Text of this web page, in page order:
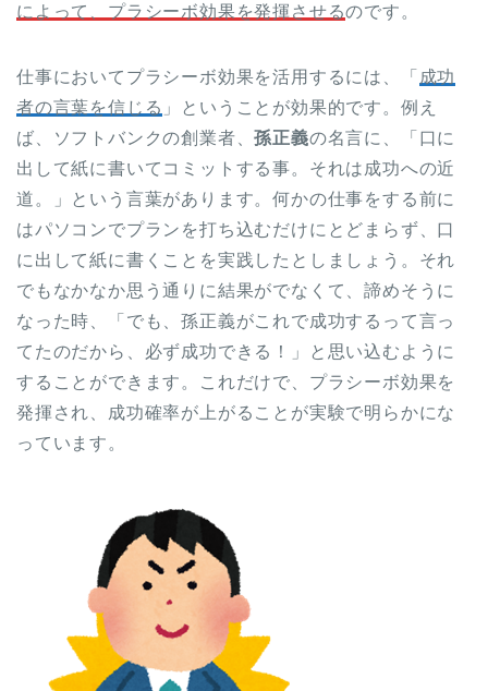
によって、プラシーボ効果を発揮させるのです。
仕事においてプラシーボ効果を活用するには、「 成功
者の言葉を信じる 」ということが効果的です。例え
ば、ソフトバンクの創業者、孫正義の名言に、「口に
出して紙に書いてコミットする事。それは成功への近
道。」という言葉があります。何かの仕事をする前に
はパソコンでプランを打ち込むだけにとどまらず、口
に出して紙に書くことを実践したとしましょう。それ
でもなかなか思う通りに結果がでなくて、諦めそうに
なった時、「でも、孫正義がこれで成功するって言っ
てたのだから、必ず成功できる！」と思い込むように
することができます。これだけで、プラシーボ効果を
発揮され、成功確率が上がることが実験で明らかにな
っています。